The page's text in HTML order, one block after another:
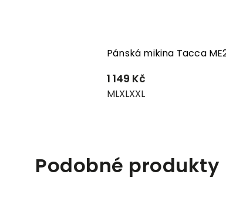
Pánská mikina Tacca
1 149 Kč
MLXLXXL
Podobné produkty